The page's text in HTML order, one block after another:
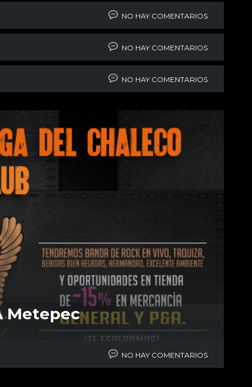
NO HAY COMENTARIOS
NO HAY COMENTARIOS
NO HAY COMENTARIOS
Metepec
NO HAY COMENTARIOS